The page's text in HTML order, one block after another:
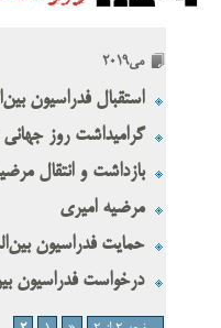
می2019
استقبال فدراسیون
گرامیداشت روز
بازداشت و انتقال
مرضیه امیری
حمایت فدراسیون
درخواست فدراسیون